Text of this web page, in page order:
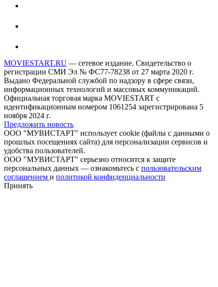
MOVIESTART.RU — сетевое издание. Свидетельство о
регистрации СМИ Эл № ФС77-78238 от 27 марта 2020 г.
Выдано Федеральной службой по надзору в сфере связи,
информационных технологий и массовых коммуникаций.
Официальная торговая марка MOVIESTART с
идентификационным номером 1061254 зарегистрирована 5
ноября 2024 г.
Предложить новость
ООО "МУВИСТАРТ" использует cookie (файлы с данными о
прошлых посещениях сайта) для персонализации сервисов и
удобства пользователей.
ООО "МУВИСТАРТ" серьезно относится к защите
персональных данных — ознакомьтесь с пользовательским
соглашением и политикой конфиденциальности
Принять